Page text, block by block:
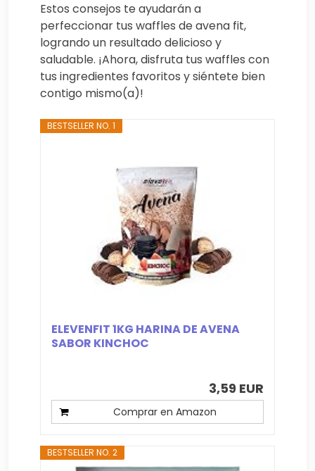
Estos consejos te ayudarán a
perfeccionar tus waffles de avena fit,
logrando un resultado delicioso y
saludable. ¡Ahora, disfruta tus waffles con
tus ingredientes favoritos y siéntete bien
contigo mismo(a)!
BESTSELLER NO. 1
ELEVENFIT 1KG HARINA DE AVENA
SABOR KINCHOC
3,59 EUR
Comprar en Amazon
BESTSELLER NO. 2